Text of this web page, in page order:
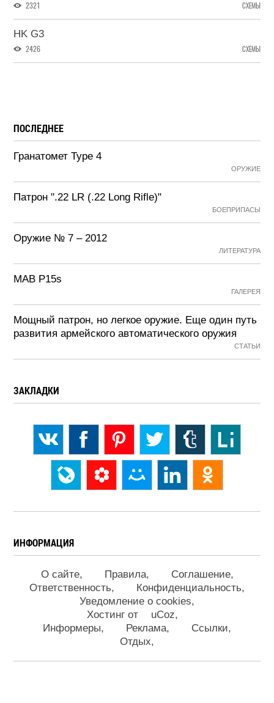
2321 СХЕМЫ
HK G3
2426 СХЕМЫ
ПОСЛЕДНЕЕ
Гранатомет Type 4
ОРУЖИЕ
Патрон ".22 LR (.22 Long Rifle)"
БОЕПРИПАСЫ
Оружие № 7 – 2012
ЛИТЕРАТУРА
MAB P15s
ГАЛЕРЕЯ
Мощный патрон, но легкое оружие. Еще один путь
развития армейского автоматического оружия
СТАТЬИ
ЗАКЛАДКИ
ИНФОРМАЦИЯ
О сайте Правила
Соглашение
Ответственность
Конфиденциальность
Уведомление о cookies
Хостинг от
uCoz
Информеры
Реклама
Ссылки
Отдых